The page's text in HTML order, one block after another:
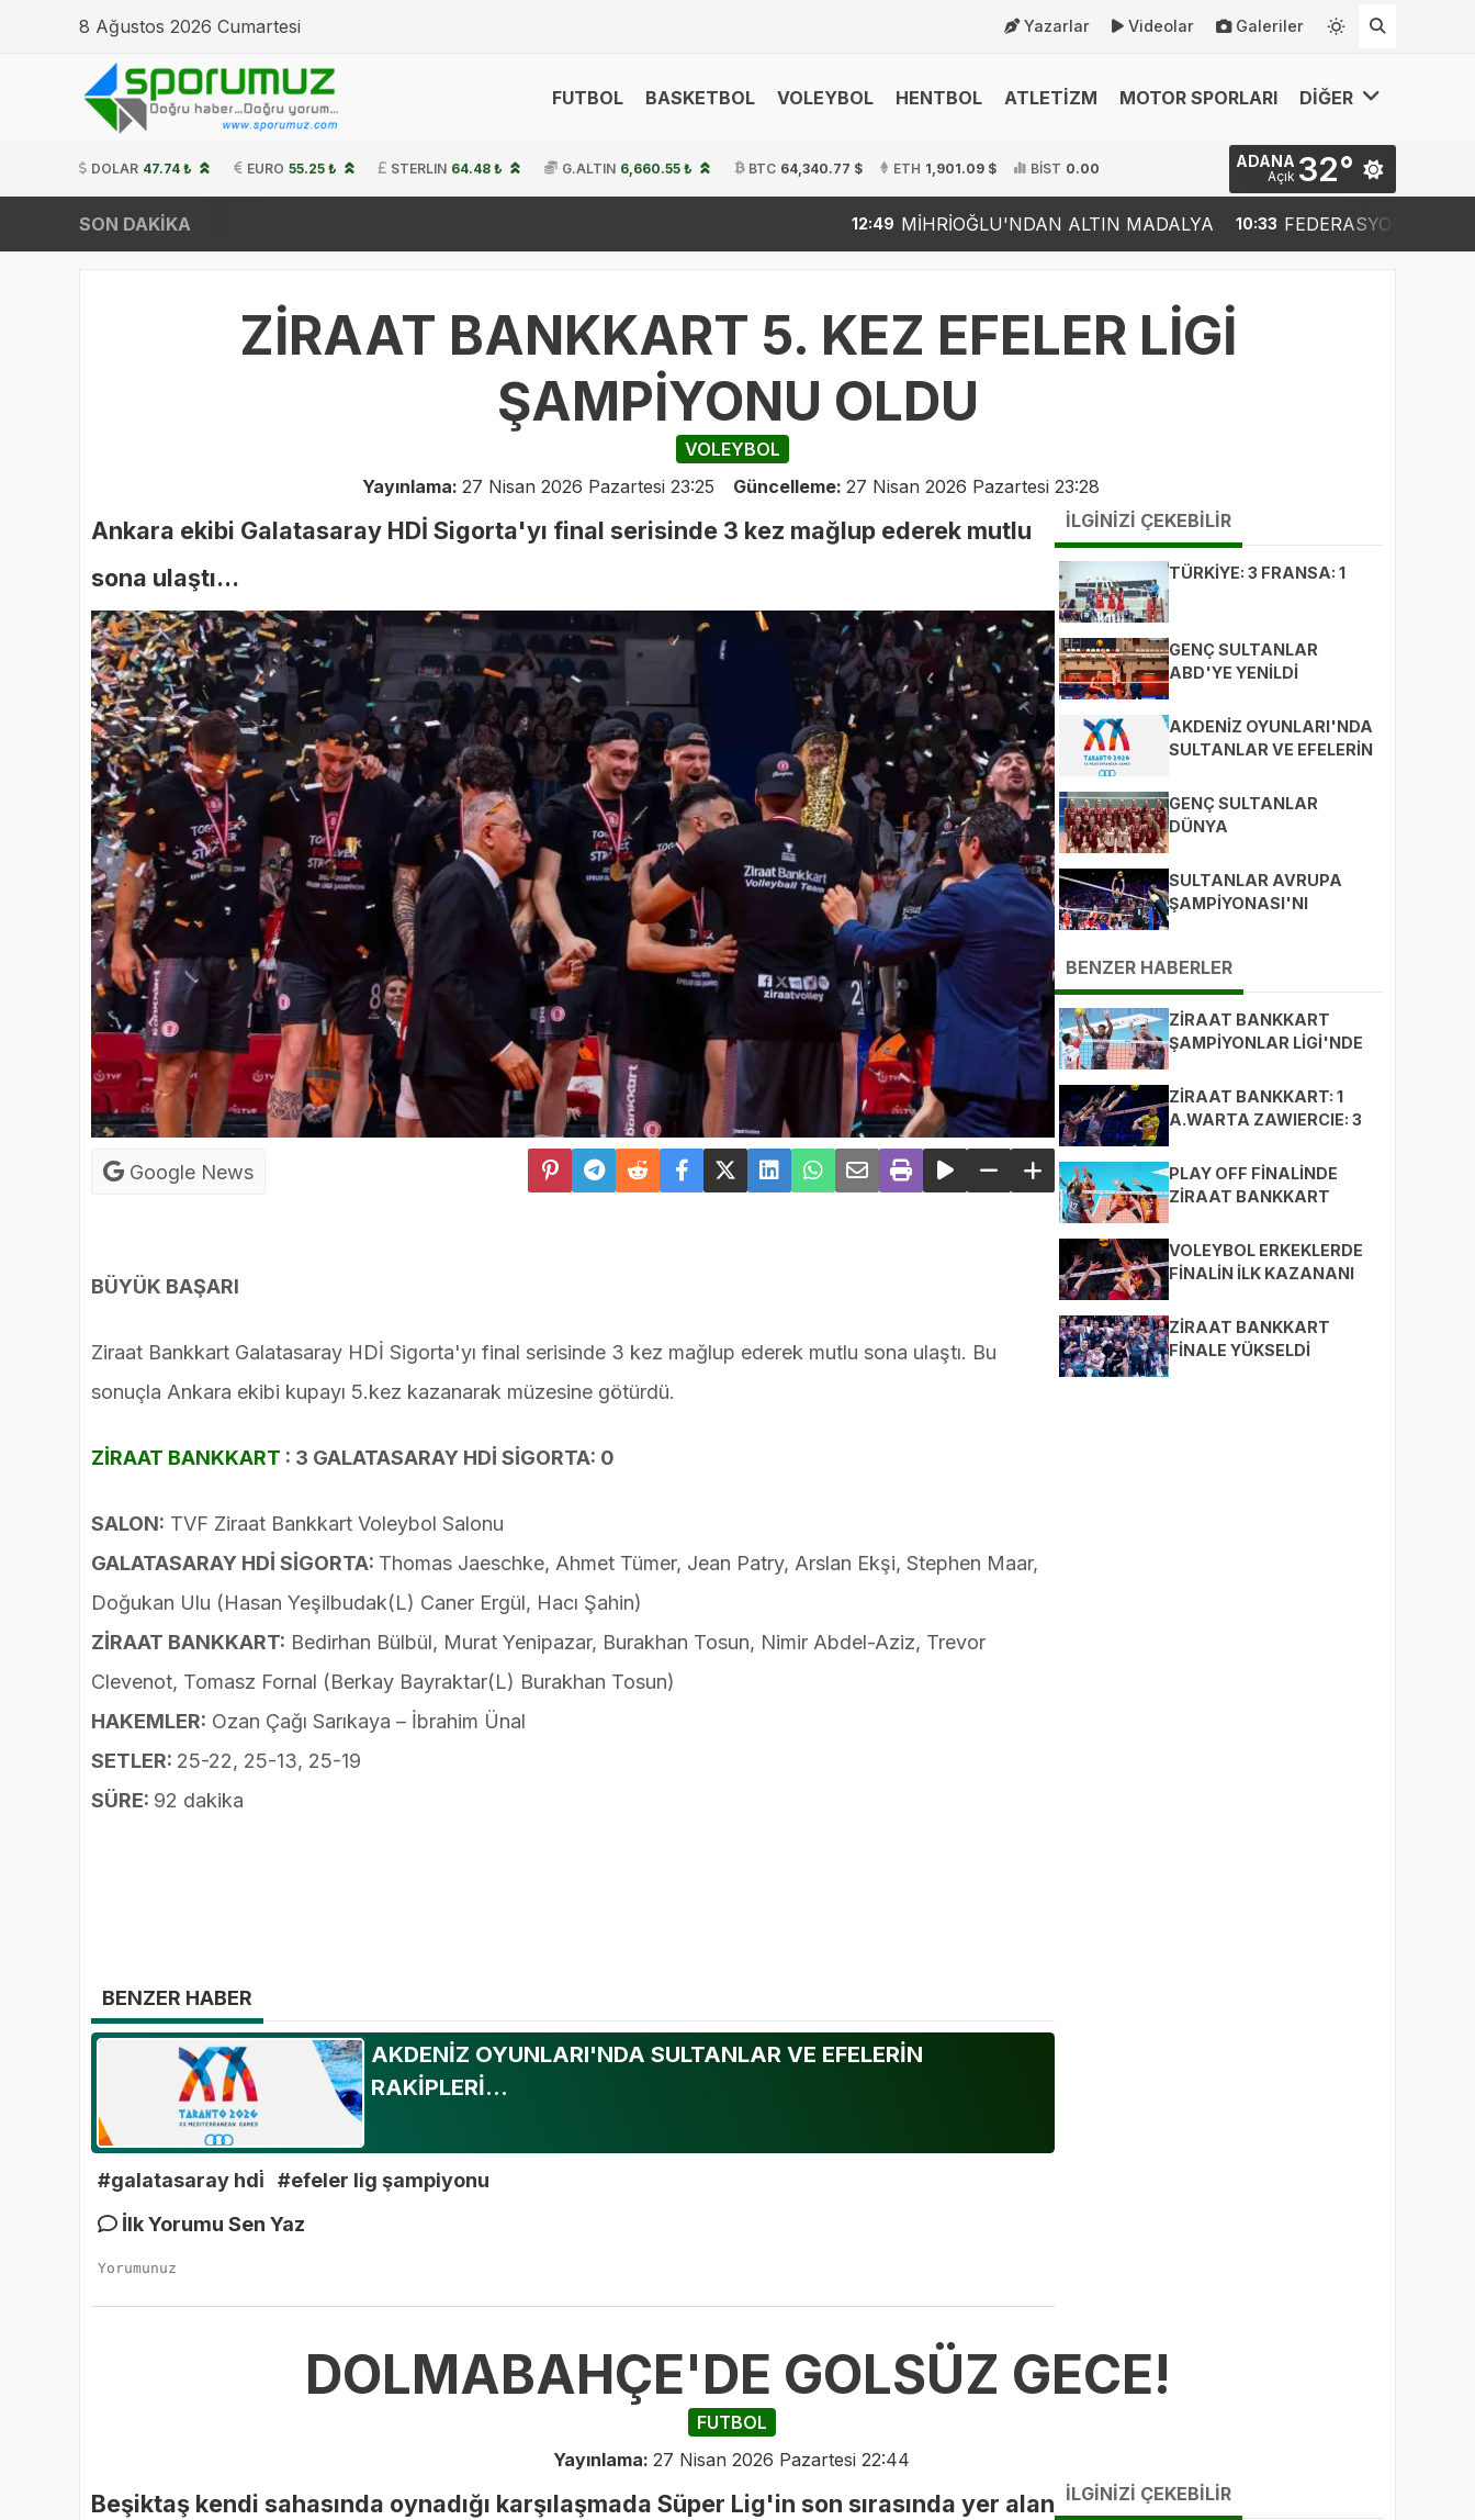
8 Ağustos 2026 Cumartesi Yazarlar Videolar Galeriler
FUTBOL BASKETBOL VOLEYBOL HENTBOL ATLETİZM MOTOR SPORLARI DİĞER
DOLAR 47.74 ₺ EURO 55.25 ₺ STERLIN 64.48 ₺ G.ALTIN 6,660.55 ₺ BTC 64,340.77 $ ETH 1,901.09 $ BİST 0.00 ADANA
Açık 32°
SON DAKİKA MİHRİOĞLU'NDAN ALTIN MADALYA 10:33 FEDERASYON BAŞKANI
ZİRAAT BANKKART 5. KEZ EFELER LİGİ
ŞAMPİYONU OLDU
VOLEYBOL
Yayınlama: 27 Nisan 2026 Pazartesi 23:25 Güncelleme: 27 Nisan 2026 Pazartesi 23:28
Ankara ekibi Galatasaray HDİ Sigorta'yı final serisinde 3 kez mağlup ederek mutlu
sona ulaştı...
Google News
BÜYÜK BAŞARI
Ziraat Bankkart Galatasaray HDİ Sigorta'yı final serisinde 3 kez mağlup ederek mutlu sona ulaştı. Bu
sonuçla Ankara ekibi kupayı 5.kez kazanarak müzesine götürdü.
ZİRAAT BANKKART : 3 GALATASARAY HDİ SİGORTA: 0
SALON: TVF Ziraat Bankkart Voleybol Salonu
GALATASARAY HDİ SİGORTA: Thomas Jaeschke, Ahmet Tümer, Jean Patry, Arslan Ekşi, Stephen Maar,
Doğukan Ulu (Hasan Yeşilbudak(L) Caner Ergül, Hacı Şahin)
ZİRAAT BANKKART: Bedirhan Bülbül, Murat Yenipazar, Burakhan Tosun, Nimir Abdel-Aziz, Trevor
Clevenot, Tomasz Fornal (Berkay Bayraktar(L) Burakhan Tosun)
HAKEMLER: Ozan Çağı Sarıkaya – İbrahim Ünal
SETLER: 25-22, 25-13, 25-19
SÜRE: 92 dakika
BENZER HABER
AKDENİZ OYUNLARI'NDA SULTANLAR VE EFELERİN
RAKİPLERİ...
#galatasaray hdi̇
#efeler lig şampiyonu
İlk Yorumu Sen Yaz
İLGİNİZİ ÇEKEBİLİR
TÜRKİYE: 3 FRANSA: 1
GENÇ SULTANLAR
ABD'YE YENİLDİ
AKDENİZ OYUNLARI'NDA
SULTANLAR VE EFELERİN
GENÇ SULTANLAR
DÜNYA
SULTANLAR AVRUPA
ŞAMPİYONASI'NI
BENZER HABERLER
ZİRAAT BANKKART
ŞAMPİYONLAR LİGİ'NDE
ZİRAAT BANKKART: 1
A.WARTA ZAWIERCIE: 3
PLAY OFF FİNALİNDE
ZİRAAT BANKKART
2-0 ÖNDE
VOLEYBOL ERKEKLERDE
FİNALİN İLK KAZANANI
ZİRAAT BANKKART
FİNALE YÜKSELDİ
DOLMABAHÇE'DE GOLSÜZ GECE!
FUTBOL
Yayınlama: 27 Nisan 2026 Pazartesi 22:44
Beşiktaş kendi sahasında oynadığı karşılaşmada Süper Lig'in son sırasında yer alan İLGİNİZİ ÇEKEBİLİR